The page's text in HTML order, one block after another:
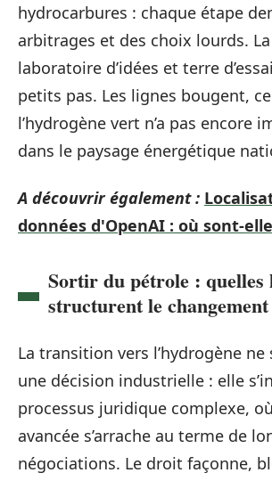
hydrocarbures : chaque étape
arbitrages et des choix lourds. La
laboratoire d’idées et terre
petits pas. Les lignes bougent,
l’hydrogène vert n’a pas encore
dans le paysage énergétique
A découvrir également :
données d'OpenAI : où sont-
Sortir du pétrole : quelles
structurent le
La transition vers l’hydrogène
une décision industrielle : elle
processus juridique complexe,
avancée s’arrache au terme de
négociations. Le droit façonne,